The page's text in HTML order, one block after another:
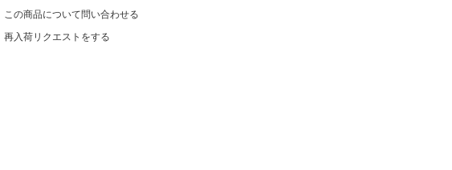
この商品について問い合わせる
再入荷リクエストをする